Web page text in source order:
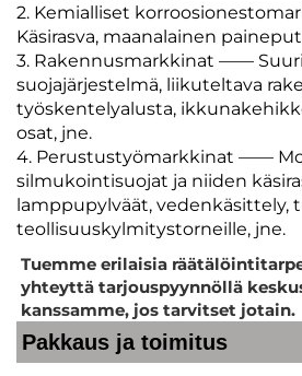
2. Kemialliset
Käsirasva, maanalainen
3. Rakennusmarkkinat ——
suojajärjestelmä, liikuteltava
työskentelyalusta,
osat, jne.
4. Perustustyömarkkinat ——
silmukointisuojat ja niiden
lamppupylväät, vedenkäsittely,
teollisuuskylmitystorneille, jne.
Tuemme erilaisia
yhteyttä tarjouspyynnöllä
kanssamme, jos tarvitset jotain.
Pakkaus ja toimitus